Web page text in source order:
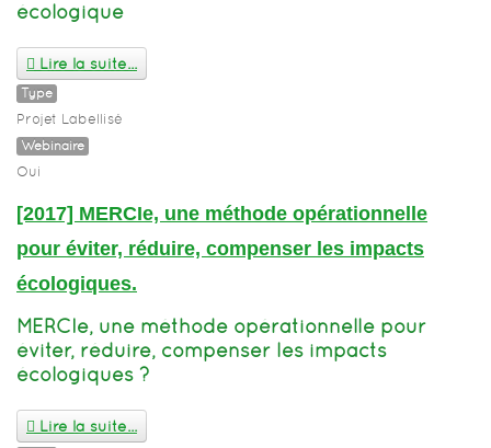
écologique
Lire la suite...
Type
Projet Labellisé
Webinaire
Oui
[2017] MERCIe, une méthode opérationnelle
pour éviter, réduire, compenser les impacts
écologiques.
MERCIe, une méthode opérationnelle pour
éviter, réduire, compenser les impacts
écologiques ?
Lire la suite...